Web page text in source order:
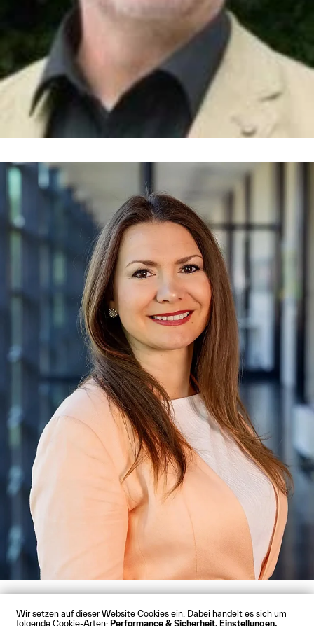
Wir setzen auf dieser Website Cookies ein. Dabei handelt es sich um
folgende Cookie-Arten: Performance & Sicherheit, Einstellungen,